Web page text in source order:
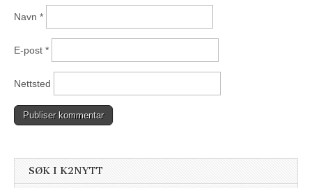
Navn *
E-post *
Nettsted
SØK I K2NYTT